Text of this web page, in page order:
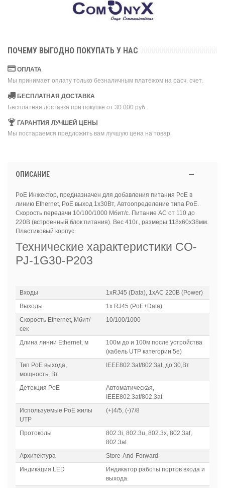
ПОЧЕМУ ВЫГОДНО ПОКУПАТЬ У НАС
ОПЛАТА
Мы принимает оплату только безналичным платежом на расч. счет.
БЕСПЛАТНАЯ ДОСТАВКА
Бесплатная доставка при покупке от 30 000 руб.
ГАРАНТИЯ ЛУЧШЕЙ ЦЕНЫ
Мы постараемся предложить вам лучшую цена на товар.
ОПИСАНИЕ
PoE Инжектор, предназначен для добавления питания PoE в
линию Ethernet, PoE выход 1х30Вт, Автоопределение типа PoE.
Скорость передачи 10/100/1000 Мбит/с. Питание AC от 110 до
220В (встроенный блок питания). Вес 410г., размеры 118x60x38мм.
Пластиковый корпус.
Технические характеристики CO-
PJ-1G30-P203
Входы
1xRJ45 (Data), 1xAC 220В (Power)
Выходы
1x RJ45 (PoE+Data)
Скорость Ethernet, Мбит/
сек
10/100/1000
Длина линии Ethernet, м
100м до и 100м после устройства
(кабель UTP категории 5е)
Тип PoE выхода,
мощность, Вт
IEEE802.3af/802.3at, до 30,Вт
Детекция PoE
Автоматическая,
IEEE802.3af/802.3at
Используемые PoE жилы
UTP
(+)4/5, (-)7/8
Протоколы
802.3i, 802.3u, 802.3x, 802.3af,
802.3at
Архитектура
Store-And-Forward
Индикация LED
Индикатор работы портов входа и
выхода.